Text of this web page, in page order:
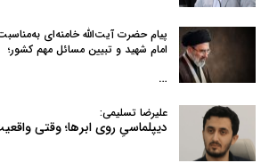
پیام حضرت آیت‌الله خامنه‌ای
امام شهید و تبیین مسائل مهم کشور؛
…
علیرضا تسلیمی:
دیپلماسیِ روی ابرها؛ وقتی